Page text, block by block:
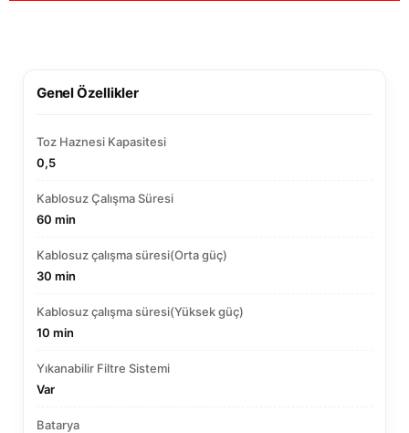
Genel Özellikler
Toz Haznesi Kapasitesi
0,5
Kablosuz Çalışma Süresi
60 min
Kablosuz çalışma süresi(Orta güç)
30 min
Kablosuz çalışma süresi(Yüksek güç)
10 min
Yıkanabilir Filtre Sistemi
Var
Batarya